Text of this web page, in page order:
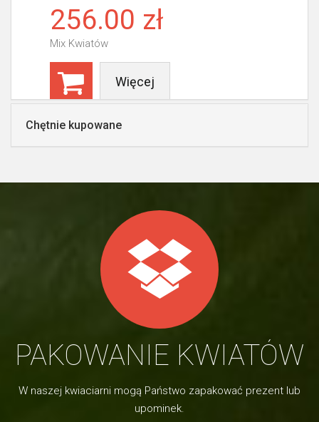
256.00 zł
Mix Kwiatów
Więcej
Chętnie kupowane
PAKOWANIE KWIATÓW
W naszej kwiaciarni mogą Państwo zapakować prezent lub
upominek.